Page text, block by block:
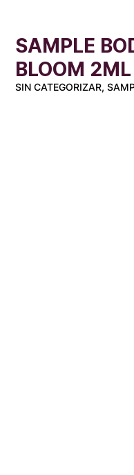
SAMPLE
BLOOM 2ML
SIN CATEGORIZAR,